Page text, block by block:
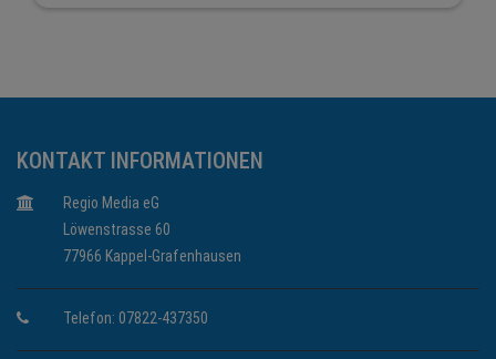
KONTAKT INFORMATIONEN
Regio Media eG
Löwenstrasse 60
77966 Kappel-Grafenhausen
Telefon: 07822-437350